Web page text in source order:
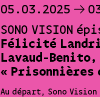
05.03.2025
SONO VISION
Félicité
Lavaud-Benito,
« Prisonnières
Au départ, Sono